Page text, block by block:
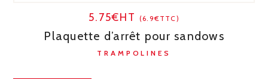
5.75€HT(6.9€TTC)
Plaquette d’arrêt pour sandows
TRAMPOLINES